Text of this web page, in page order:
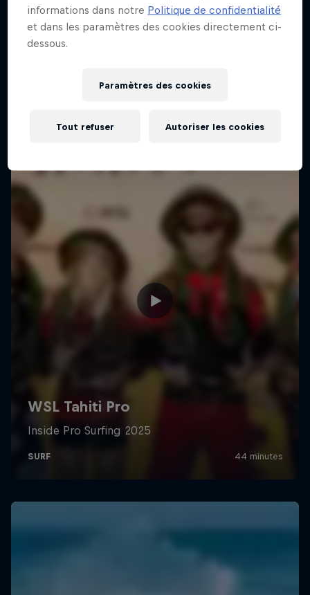
informations dans notre Politique de confidentialité
et dans les paramètres des cookies directement ci-
dessous.
Paramètres des cookies
Tout refuser Autoriser les cookies